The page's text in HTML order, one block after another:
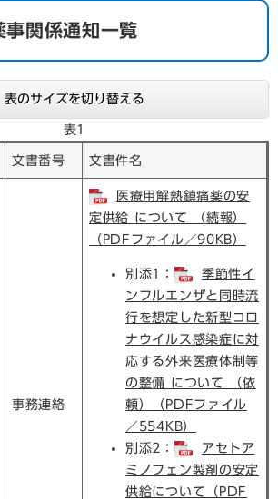
関係通知一覧
表のサイズを切り替える
表1
文書番号 文書件名
事務連絡
医療用解熱鎮痛薬の安
定供給 について （続報）
（PDFファイル／90KB）
別添1：
季節性イ
ンフルエンザと同時流
行を想定した新型コロ
ナウイルス感染症に対
応する外来医療体制等
の整備 について （依
頼）（PDFファイル
／554KB）
別添2：
アセトア
ミノフェン製剤の安定
供給について（PDF